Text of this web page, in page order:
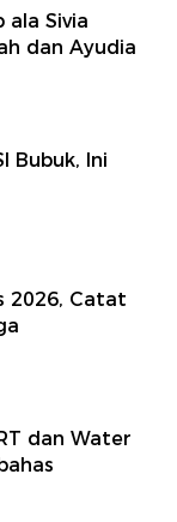
ala Sivia
dan Ayudia
Bubuk, Ini
2026, Catat
dan Water